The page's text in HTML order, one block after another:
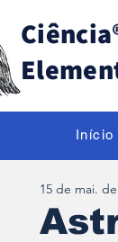
Ciência
Início
15 de mai.